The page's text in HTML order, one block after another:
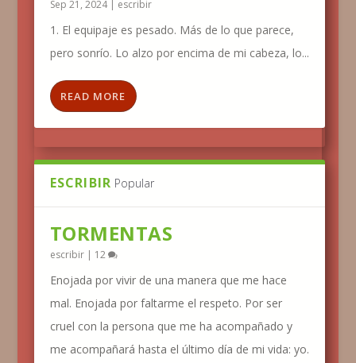
Sep 21, 2024| escribir
1. El equipaje es pesado. Más de lo que parece,
pero sonrío. Lo alzo por encima de mi cabeza, lo...
READ MORE
ESCRIBIR Popular
TORMENTAS
escribir| 12
Enojada por vivir de una manera que me hace
mal. Enojada por faltarme el respeto. Por ser
cruel con la persona que me ha acompañado y
me acompañará hasta el último día de mi vida: yo.